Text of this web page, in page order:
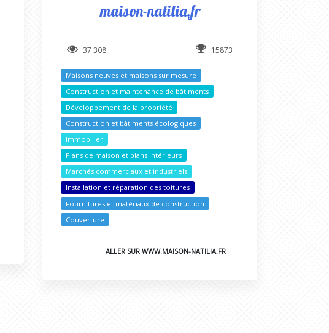
maison-natilia.fr
37 308 15873
Maisons neuves et maisons sur mesure
Construction et maintenance de bâtiments
Développement de la propriété
Construction et bâtiments écologiques
Immobilier
Plans de maison et plans intérieurs
Marchés commerciaux et industriels
Installation et réparation des toitures
Fournitures et matériaux de construction
Couverture
ALLER SUR WWW.MAISON-NATILIA.FR